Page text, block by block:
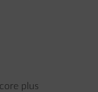
plus